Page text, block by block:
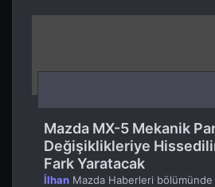
Mazda MX-5 Mekanik
Değişiklikleriye
Fark Yaratacak
İlhan Mazda Haberleri